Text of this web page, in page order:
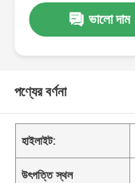
ভালো দাম
পণ্যের বর্ণনা
হাইলাইট:
উৎপত্তি স্থল